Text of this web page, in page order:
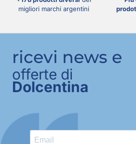
migliori marchi argentini
ricevi news e
offerte di
Dolcentina